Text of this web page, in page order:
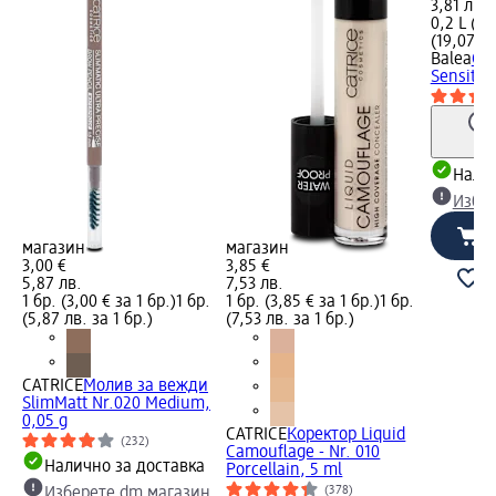
магазин
3,00 €
5,87 лв.
1 бр. (3,00 € за 1 бр.)1 бр.
(5,87 лв. за 1 бр.)
CATRICEМолив за вежди
SlimMatt Nr.020 Medium,
0,05 g
(232)
Налично за доставка
магазин
3,85 €
7,53 лв.
1 бр. (3,85 € за 1 бр.)1 бр.
(7,53 лв. за 1 бр.)
CATRICEКоректор Liquid
Camouflage - Nr. 010
Porcellain, 5 ml
(378)
3,81 лв.
0,2 L
(19,07
Balea